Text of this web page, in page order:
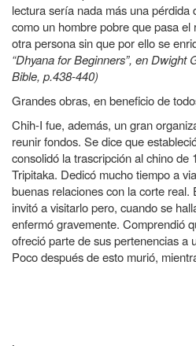
lectura sería nada más una
como un hombre pobre que pasa
otra persona sin que por ello se
“Dhyana for Beginners”, en Dwight
Bible, p.438-440)
Grandes obras, en beneficio de
Chih-I fue, además, un gran
reunir fondos. Se dice que
consolidó la trascripción al chino de
Tripitaka. Dedicó mucho tiempo a
buenas relaciones con la corte
invitó a visitarlo pero, cuando se
enfermó gravemente. Comprendió
ofreció parte de sus pertenencias a
Poco después de esto murió,
.